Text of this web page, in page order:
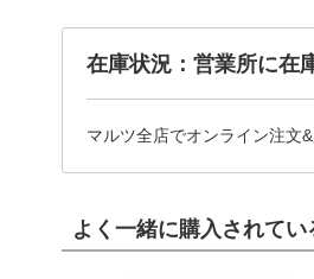
在庫状況：営業所に在
マルツ全店でオンライン注文
よく一緒に購入されてい